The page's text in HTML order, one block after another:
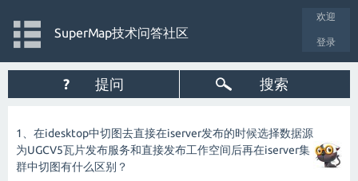
欢迎
登录
SuperMap技术问答社区
? 提问 搜索
1、在idesktop中切图去直接在iserver发布的时候选择数据源
为UGCV5瓦片发布服务和直接发布工作空间后再在iserver集
群中切图有什么区别？